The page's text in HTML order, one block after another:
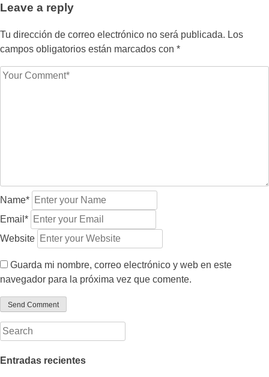
Leave a reply
Tu dirección de correo electrónico no será publicada. Los
campos obligatorios están marcados con *
Name*
Email*
Website
Guarda mi nombre, correo electrónico y web en este
navegador para la próxima vez que comente.
Entradas recientes